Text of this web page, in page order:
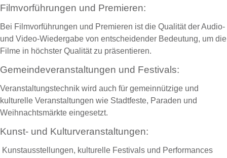
Filmvorführungen und Premieren:
Bei Filmvorführungen und Premieren ist die Qualität der Audio-
und Video-Wiedergabe von entscheidender Bedeutung, um die
Filme in höchster Qualität zu präsentieren.
Gemeindeveranstaltungen und Festivals:
Veranstaltungstechnik wird auch für gemeinnützige und
kulturelle Veranstaltungen wie Stadtfeste, Paraden und
Weihnachtsmärkte eingesetzt.
Kunst- und Kulturveranstaltungen:
Kunstausstellungen, kulturelle Festivals und Performances